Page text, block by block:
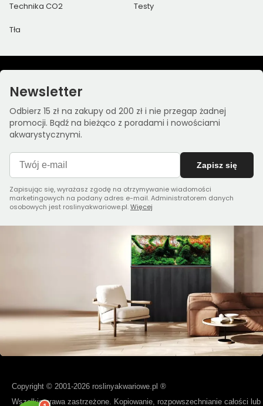
Technika CO2 Testy
Tła
Newsletter
Odbierz 15 zł na zakupy od 200 zł i nie przegap żadnej
promocji. Bądź na bieżąco z poradami i nowościami
akwarystycznymi.
Zapisz się
Zapisując się, wyrażasz zgodę na otrzymywanie wiadomości
marketingowych na podany adres e-mail. Administratorem danych
osobowych jest roslinyakwariowe.pl.Więcej
Copyright © 2001-2026 roslinyakwariowe.pl ®
Wszelkie prawa zastrzeżone. Kopiowanie, rozpowszechnianie całości lub